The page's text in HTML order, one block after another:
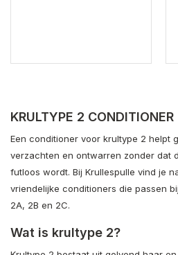
KRULTYPE 2 CONDITIONER
Een conditioner voor krultype 2 helpt
verzachten en ontwarren zonder dat
futloos wordt. Bij Krullespulle vind je
vriendelijke conditioners die passen
2A, 2B en 2C.
Wat is krultype 2?